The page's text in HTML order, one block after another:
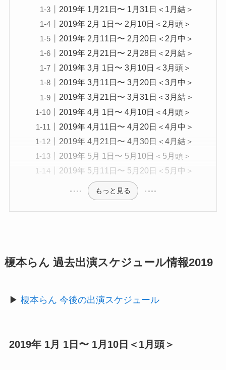
2019年 1月21日〜 1月31日＜1月結＞
2019年 2月 1日〜 2月10日＜2月頭＞
2019年 2月11日〜 2月20日＜2月中＞
2019年 2月21日〜 2月28日＜2月結＞
2019年 3月 1日〜 3月10日＜3月頭＞
2019年 3月11日〜 3月20日＜3月中＞
2019年 3月21日〜 3月31日＜3月結＞
2019年 4月 1日〜 4月10日＜4月頭＞
2019年 4月11日〜 4月20日＜4月中＞
2019年 4月21日〜 4月30日＜4月結＞
2019年 5月 1日〜 5月10日＜5月頭＞
2019年 5月11日〜 5月20日＜5月中＞
もっと見る
榎本らん 過去出演スケジュール情報2019
▶︎ 榎本らん 今後の出演スケジュール
2019年 1月 1日〜 1月10日＜1月頭＞